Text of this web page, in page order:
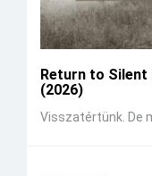
Return to
(2026)
Visszatértünk. De